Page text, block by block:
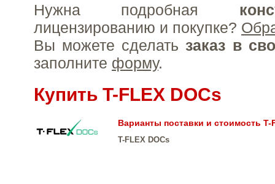
Нужна подробная
лицензированию и покупке?
Вы можете сделать заказ в
заполните форму.
Купить T-FLEX DOCs
Варианты поставки и стоимость T-
T-FLEX DOCs